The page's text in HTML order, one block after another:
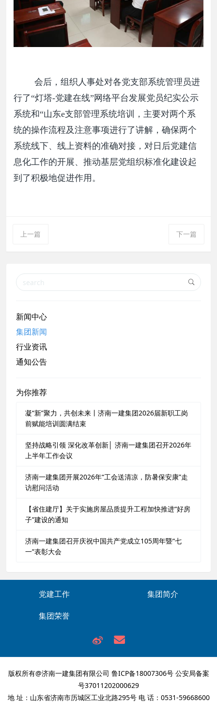
会后，组织人事处对各党支部系统管理员进
行了“灯塔-党建在线”网络平台发展党员纪实公示
系统和“山东e支部管理系统培训，主要对两个系
统的操作流程及注意事项进行了讲解，确保两个
系统线下、线上资料的准确对接，对日后党建信
息化工作的开展、推动基层党组织标准化建设起
到了积极地促进作用。
上一篇 下一篇
新闻中心
集团新闻
行业资讯
通知公告
为你推荐
凝“新”聚力，共创未来丨济南一建集团2026届新职工岗
前赋能培训圆满结束
坚持战略引领 深化改革创新│ 济南一建集团召开2026年
上半年工作会议
济南一建集团开展2026年“工会送清凉，防暑保安康”走
访慰问活动
【省住建厅】关于实施房屋品质提升工程加快推进“好房
子”建设的通知
济南一建集团召开庆祝中国共产党成立105周年暨“七
一”表彰大会
党建工作 集团简介
集团荣誉
版权所有@济南一建集团有限公司 鲁ICP备18007306号公安局备案
号37011202000629
地 址：山东省济南市历城区工业北路295号 电 话：0531-59668600